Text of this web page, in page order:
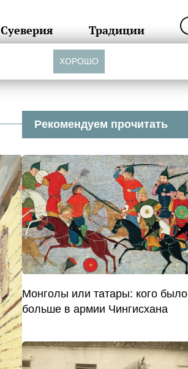
Суеверия Традиции
Рекомендуем прочитать
Монголы или татары: кого было
больше в армии Чингисхана
ХОРОШО